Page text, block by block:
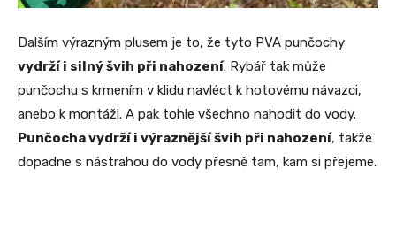
Dalším výrazným plusem je to, že tyto PVA punčochy
vydrží i silný švih při nahození. Rybář tak může
punčochu s krmením v klidu navléct k hotovému návazci,
anebo k montáži. A pak tohle všechno nahodit do vody.
Punčocha vydrží i výraznější švih při nahození, takže
dopadne s nástrahou do vody přesně tam, kam si přejeme.